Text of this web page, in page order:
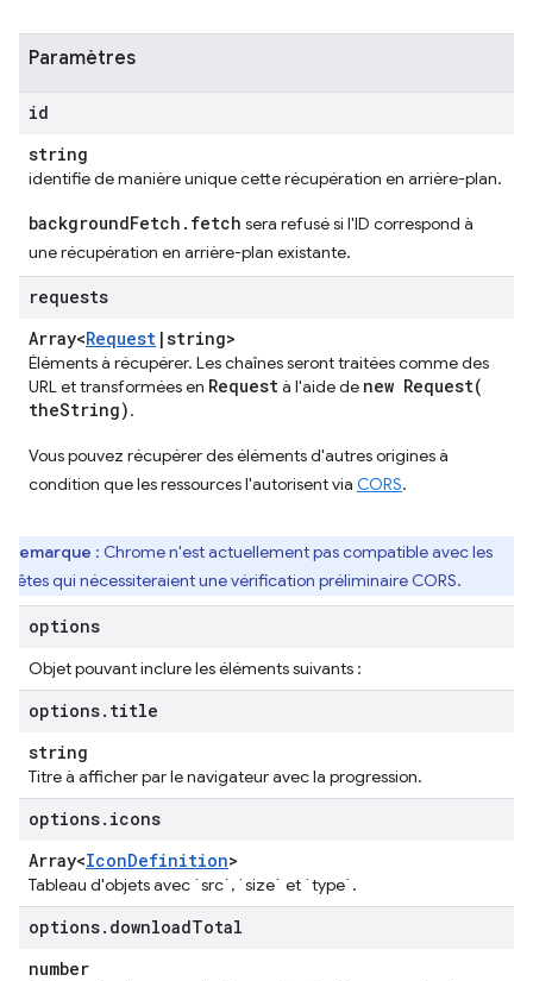
Paramètres
id
string
identifie de manière unique cette récupération en arrière-plan.
backgroundFetch.fetch sera refusé si l'ID correspond à
une récupération en arrière-plan existante.
requests
Array<Request |string>
Éléments à récupérer. Les chaînes seront traitées comme des
URL et transformées en Requestà l'aide de new Request(
theString).
Vous pouvez récupérer des éléments d'autres origines à
condition que les ressources l'autorisent via CORS.
Remarque : Chrome n'est actuellement pas compatible avec les
qui nécessiteraient une vérification préliminaire CORS.
options
Objet pouvant inclure les éléments suivants :
options. title
string
Titre à afficher par le navigateur avec la progression.
options. icons
Array<IconDefinition>
Tableau d'objets avec `src`, `size` et `type`.
options. downloadTotal
number